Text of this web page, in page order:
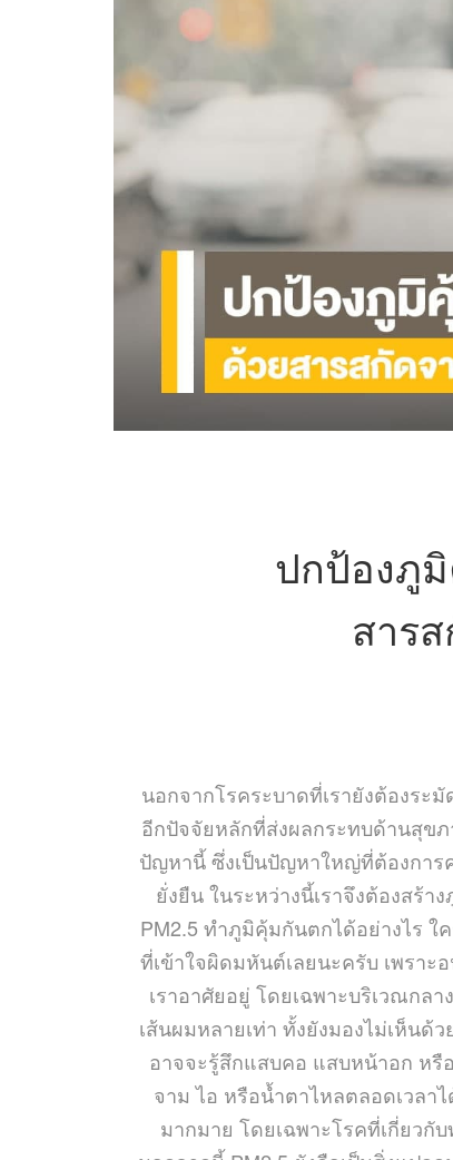
ปกป้องภู
สาร
นอกจากโรคระบาดที่เรายังต้องระ
อีกปัจจัยหลักที่ส่งผลกระทบด้านสุข
ปัญหานี้ ซึ่งเป็นปัญหาใหญ่ที่ต้องการ
ยั่งยืน ในระหว่างนี้เราจึงต้องสร้
PM2.5 ทำภูมิคุ้มกันตกได้อย่างไร ใ
ที่เข้าใจผิดมหันต์เลยนะครับ เพรา
เราอาศัยอยู่ โดยเฉพาะบริเวณกล
เส้นผมหลายเท่า ทั้งยังมองไม่เห็นด้
อาจจะรู้สึกแสบคอ แสบหน้าอก หรื
จาม ไอ หรือน้ำตาไหลตลอดเวลา
มากมาย โดยเฉพาะโรคที่เกี่ยวกั